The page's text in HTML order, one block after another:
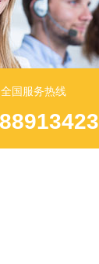
全国服务热线